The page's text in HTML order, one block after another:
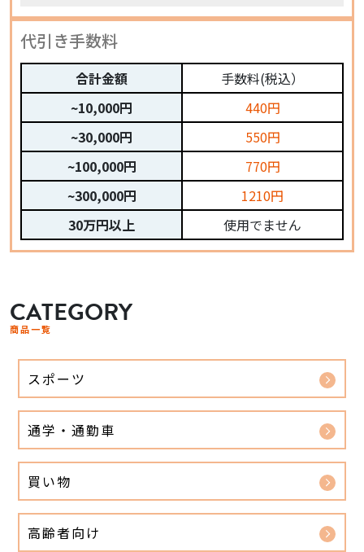
代引き手数料
合計金額
~10,000円
~30,000円
~100,000円
~300,000円
30万円以上
手数料(税込）
440円
550円
770円
1210円
使用でません
CATEGORY
商品一覧
スポーツ
通学・通勤車
買い物
高齢者向け